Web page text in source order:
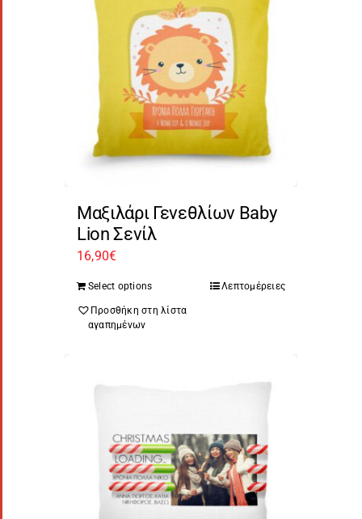
Μαξιλάρι Γενεθλίων Baby
Lion Σενίλ
16,90€
Select options Λεπτομέρειες
Προσθήκη στη λίστα
αγαπημένων